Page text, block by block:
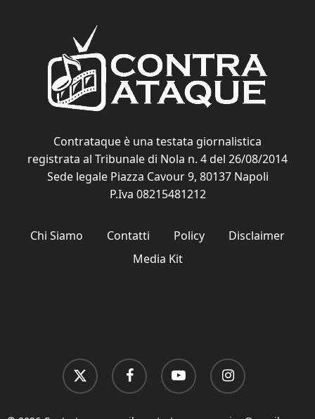
Contrataque è una testata giornalistica
registrata al Tribunale di Nola n. 4 del 26/08/2014
Sede legale Piazza Cavour 9, 80137 Napoli
P.Iva 08215481212
Chi Siamo Contatti Policy
Disclaimer
Media Kit
x-
twitter
facebook youtube instagram